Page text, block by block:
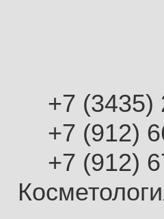
+7 (3435)
+7 (912)
+7 (912)